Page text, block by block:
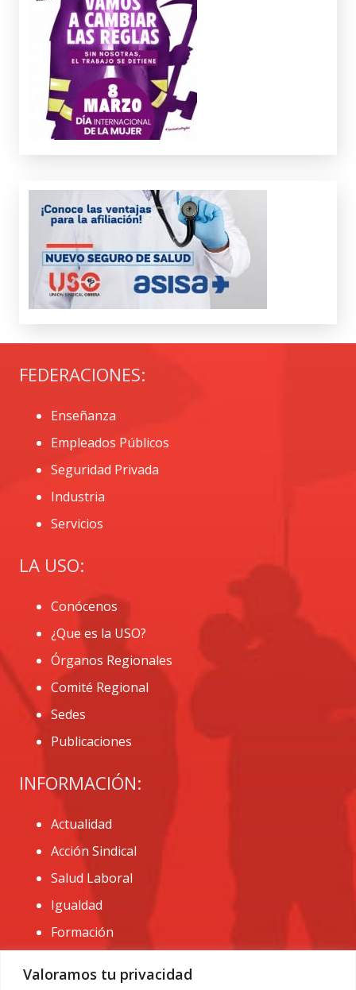
Valoramos tu privacidad
FEDERACIONES:
Enseñanza
Empleados Públicos
Seguridad Privada
Industria
Servicios
LA USO:
Conócenos
¿Que es la USO?
Órganos Regionales
Comité Regional
Sedes
Publicaciones
INFORMACIÓN:
Actualidad
Acción Sindical
Salud Laboral
Igualdad
Formación
CONTACTO: